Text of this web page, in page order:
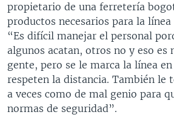
propietario de una ferretería
productos necesarios para la
“Es difícil manejar el personal
algunos acatan, otros no y eso es
gente, pero se le marca la línea
respeten la distancia. También le
a veces como de mal genio para
normas de seguridad”.